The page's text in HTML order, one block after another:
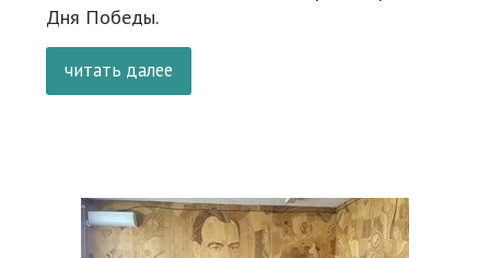
Дня Победы.
читать далее